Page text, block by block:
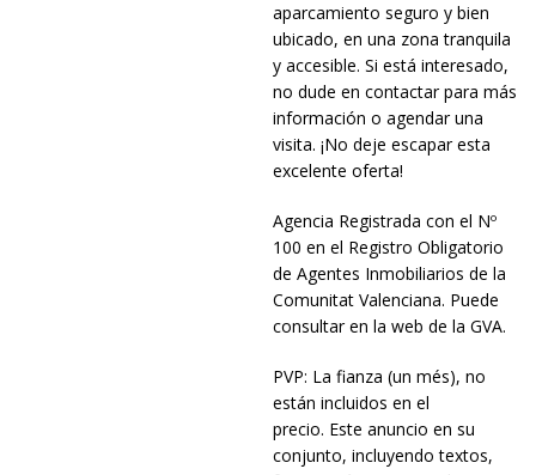
aparcamiento seguro y bien
ubicado, en una zona tranquila
y accesible. Si está interesado,
no dude en contactar para más
información o agendar una
visita. ¡No deje escapar esta
excelente oferta!
Agencia Registrada con el Nº
100 en el Registro Obligatorio
de Agentes Inmobiliarios de la
Comunitat Valenciana. Puede
consultar en la web de la GVA.
PVP: La fianza (un més), no
están incluidos en el
precio. Este anuncio en su
conjunto, incluyendo textos,